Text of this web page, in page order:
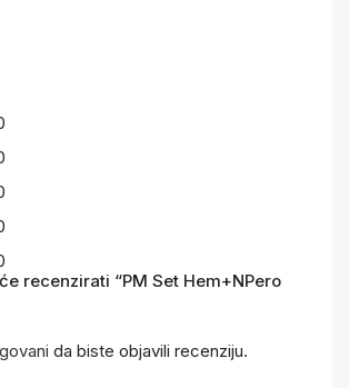
recenzirati “PM Set Hem+NPero
da biste objavili recenziju.